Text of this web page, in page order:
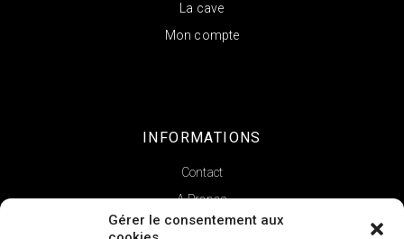
Gérer le consentement aux
La cave
Mon compte
INFORMATIONS
Contact
A Propos